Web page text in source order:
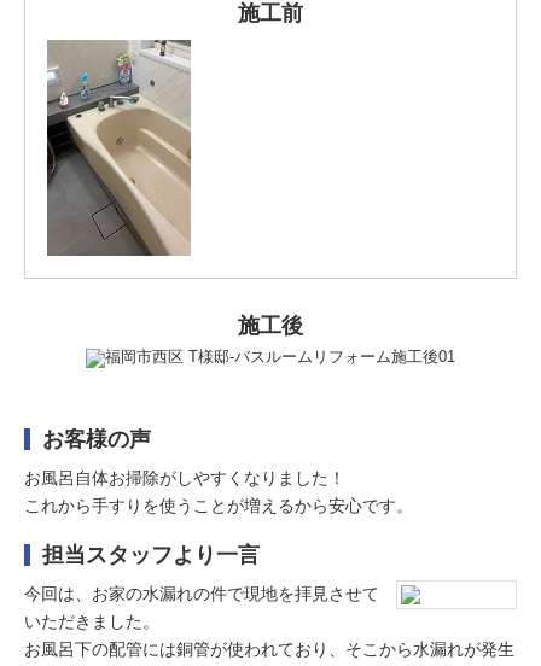
施工前
施工後
お客様の声
お風呂自体お掃除がしやすくなりました！
これから手すりを使うことが増えるから安心です。
担当スタッフより一言
今回は、お家の水漏れの件で現地を拝見させて
いただきました。
お風呂下の配管には銅管が使われており、そこから水漏れが発生